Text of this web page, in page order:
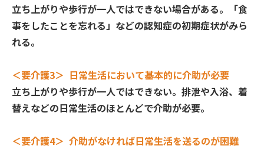
立ち上がりや歩行が一人ではできない場合がある。「食
事をしたことを忘れる」などの認知症の初期症状がみら
れる。
＜要介護3＞ 日常生活において基本的に介助が必要
立ち上がりや歩行が一人ではできない。排泄や入浴、着
替えなどの日常生活のほとんどで介助が必要。
＜要介護4＞ 介助がなければ日常生活を送るのが困難